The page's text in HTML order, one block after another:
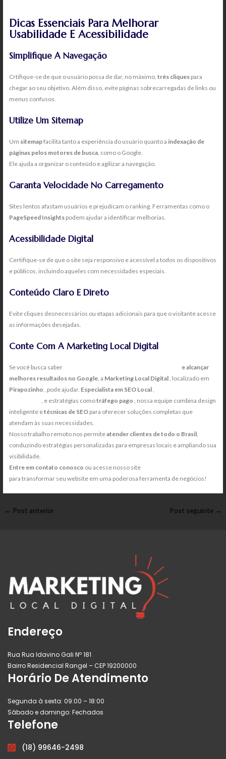
Dicas Essenciais Para Melhorar
Usabilidade E Acessibilidade
Simplifique A Navegação
Crtifique-se de que o usuário possa de dar, no máximo,três cliques para
chegar ao seu objetivo. Além disso, evite páginas sobrecarregadas de links ou
menus confusos.
Utilize Um Sitemap
Um sitemapfacilita tanto a experiência do usuário quanto a indexação de
páginas pelos motores de busca , como o Google.
Ele ajuda a organizar o conteúdo e agilizar a navegação.
Garanta Velocidade No Carregamento
Sites lentos afastam usuários e prejudicam o ranking. Ferramentas como o
PageSpeed Insights podem ajudar a identificar melhorias.
Acessibilidade Digital
Certifique-se de que o site seja responsivo e acessível a todos os dispositivos
e públicos, incluindo aqueles com necessidades especiais.
Conteúdo Claro E Direto
Evite cliques desnecessários ou etapas adicionais para que o visitante acesse
as informações desejadas.
Conte Com A Marketing Local Digital
Se você busca saber
e alcançar
melhores resultados no Google , a Marketing Local Digital , localizado em
Pirapozinho , pode ajudar. Especialista em SEO Local
, e estratégias comotráfego pago , nossa equipe combina design
inteligente etécnicas de SEO para oferecer soluções completas que
atendam às suas necessidades.
Nosso trabalho remoto nos permiteatender clientes de todo o Brasil
conduzindo estratégias personalizadas para empresas locais e ampliando sua
visibilidade.
Entre em contato conosco ou acesse nosso site
para transformar seu website em uma poderosa ferramenta de negócios!
← Post anterior Post seguinte →
Endereço
Rua Rua Idavino Gali Nº 181
Bairro Residencial Rangel – CEP 19200000
Horário De Atendimento
Segunda à sexta: 09:00 – 18:00
Sábado e domingo: Fechados
Telefone
(18) 99646-2498